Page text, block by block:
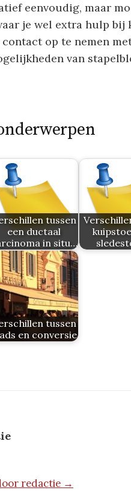
eenvoudig, maar
je wel extra hulp
op te nemen
van
tussen
een ductaal
in situ…
tussen
en conversie
redactie →